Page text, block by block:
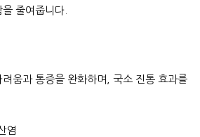
줄여줍니다.
움과 통증을 완화하며, 국소 진통 효과를
염